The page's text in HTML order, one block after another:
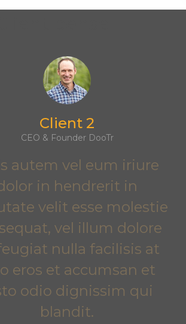
Client 2
CEO & Founder DooTr
autem vel eum iriure
in hendrerit in
velit esse molestie
vel illum dolore
nulla facilisis at
eros et accumsan et
odio dignissim qui
blandit.